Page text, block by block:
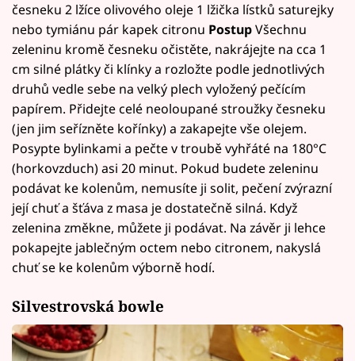
česneku 2 lžíce olivového oleje 1 lžička lístků saturejky
nebo tymiánu pár kapek citronu PostupVšechnu
zeleninu kromě česneku očistěte, nakrájejte na cca 1
cm silné plátky či klínky a rozložte podle jednotlivých
druhů vedle sebe na velký plech vyložený pečícím
papírem. Přidejte celé neoloupané stroužky česneku
(jen jim seřízněte kořínky) a zakapejte vše olejem.
Posypte bylinkami a pečte v troubě vyhřáté na 180°C
(horkovzduch) asi 20 minut. Pokud budete zeleninu
podávat ke kolenům, nemusíte ji solit, pečení zvýrazní
její chuť a šťáva z masa je dostatečně silná. Když
zelenina změkne, můžete ji podávat. Na závěr ji lehce
pokapejte jablečným octem nebo citronem, nakyslá
chuť se ke kolenům výborně hodí.
Silvestrovská bowle